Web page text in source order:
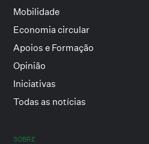
Mobilidade
Economia circular
Apoios e Formação
Opinião
Iniciativas
Todas as notícias
SOBRE